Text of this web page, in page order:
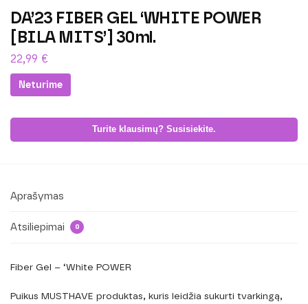
DA’23 FIBER GEL ‘WHITE POWER
[BILA MITS’] 30ml.
22,99 €
Neturime
Turite klausimų? Susisiekite.
Aprašymas
Atsiliepimai 0
Fiber Gel – ‘White POWER
Puikus MUSTHAVE produktas, kuris leidžia sukurti tvarkingą,